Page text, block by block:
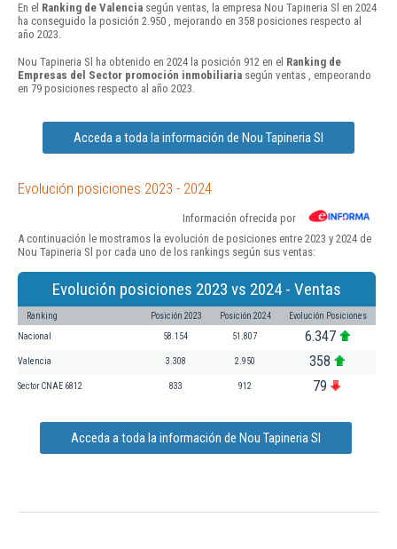
En el Ranking de Valencia según ventas, la empresa Nou Tapineria Sl en 2024
ha conseguido la posición 2.950 , mejorando en 358 posiciones respecto al
año 2023.
Nou Tapineria Sl ha obtenido en 2024 la posición 912 en el Ranking de
Empresas del Sector promoción inmobiliaria según ventas , empeorando
en 79 posiciones respecto al año 2023.
Acceda a toda la información de Nou Tapineria Sl
Evolución posiciones 2023 - 2024
Información ofrecida por
A continuación le mostramos la evolución de posiciones entre 2023 y 2024 de
Nou Tapineria Sl por cada uno de los rankings según sus ventas:
Evolución posiciones 2023 vs 2024 - Ventas
Ranking Posición 2023 Posición 2024 Evolución Posiciones
Nacional 58.154 51.807 6.347
Valencia 3.308 2.950 358
Sector CNAE 6812 833 912 79
Acceda a toda la información de Nou Tapineria Sl